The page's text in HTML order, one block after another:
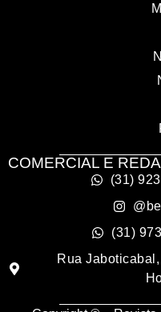
COMERCIAL E
(31)
(31)
Rua